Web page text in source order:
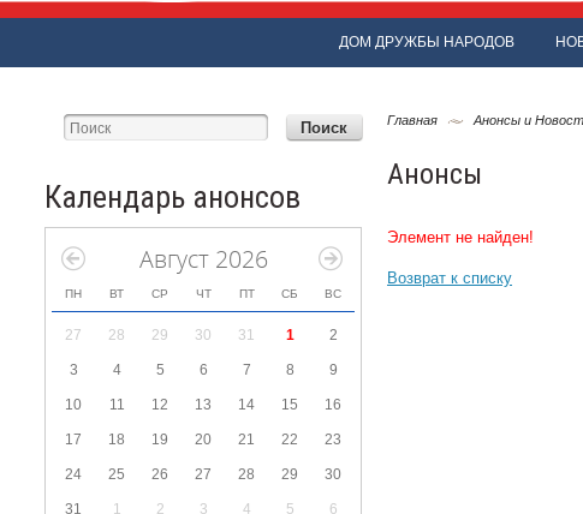
ДОМ ДРУЖБЫ НАРОДОВ
Календарь анонсов
Август 2026
ПН ВТ СР ЧТ ПТ СБ ВС
27 28 29 30 31 1 2
3 4 5 6 7 8 9
10 11 12 13 14 15 16
17 18 19 20 21 22 23
24 25 26 27 28 29 30
31 1 2 3 4 5 6
Главная Анонсы и
Анонсы
Элемент не найден!
Возврат к списку